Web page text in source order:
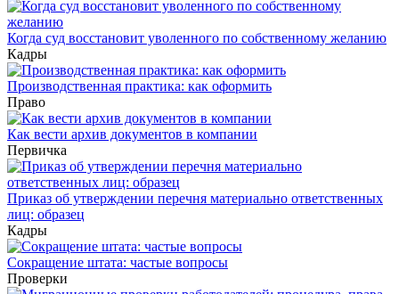
Когда суд восстановит уволенного по собственному желанию
Кадры
Производственная практика: как оформить
Право
Как вести архив документов в компании
Первичка
Приказ об утверждении перечня материально ответственных
лиц: образец
Кадры
Сокращение штата: частые вопросы
Проверки